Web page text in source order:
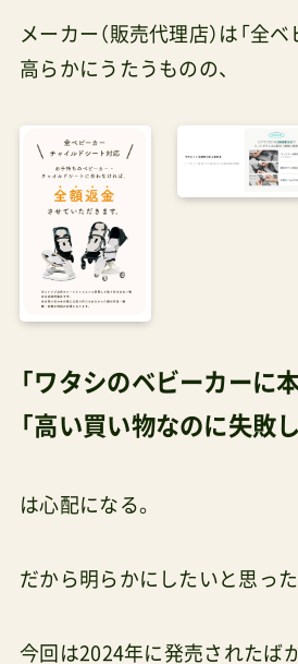
メーカー（販売代理店）は「全
高らかにうたうものの、
「ワタシのベビーカーに
「高い買い物なのに失敗
は心配になる。
だから明らかにしたいと思った
今回は2024年に発売されたば